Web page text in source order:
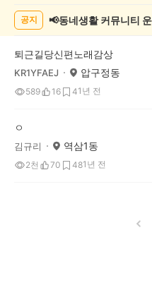
글
공지 📢동네생활 커뮤니티
퇴근길당신편노래감상
KR1YFAEJ 압구정동
589 16 41년 전
ㅇ
김규리 역삼1동
2천 70 481년 전